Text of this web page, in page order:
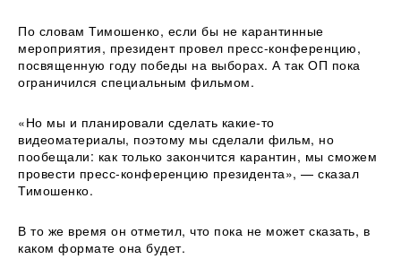
По словам Тимошенко, если бы не карантинные
мероприятия, президент провел пресс-конференцию,
посвященную году победы на выборах. А так ОП пока
ограничился специальным фильмом.
«Но мы и планировали сделать какие-то
видеоматериалы, поэтому мы сделали фильм, но
пообещали: как только закончится карантин, мы сможем
провести пресс-конференцию президента», — сказал
Тимошенко.
В то же время он отметил, что пока не может сказать, в
каком формате она будет.